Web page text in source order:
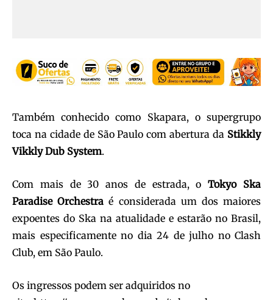
Também conhecido como Skapara, o supergrupo
toca na cidade de São Paulo com abertura da Stikkly
Vikkly Dub System.
Com mais de 30 anos de estrada, oTokyo Ska
Paradise Orchestra é considerada um dos maiores
expoentes do Ska na atualidade e estarão no Brasil,
mais especificamente no dia 24 de julho no Clash
Club, em São Paulo.
Os ingressos podem ser adquiridos no